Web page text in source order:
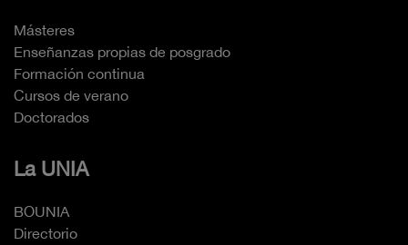
Másteres
Enseñanzas propias de posgrado
Formación continua
Cursos de verano
Doctorados
La UNIA
BOUNIA
Directorio